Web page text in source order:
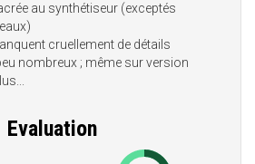
au synthétiseur (exceptés
cruellement de détails
nombreux ; même sur version
Evaluation